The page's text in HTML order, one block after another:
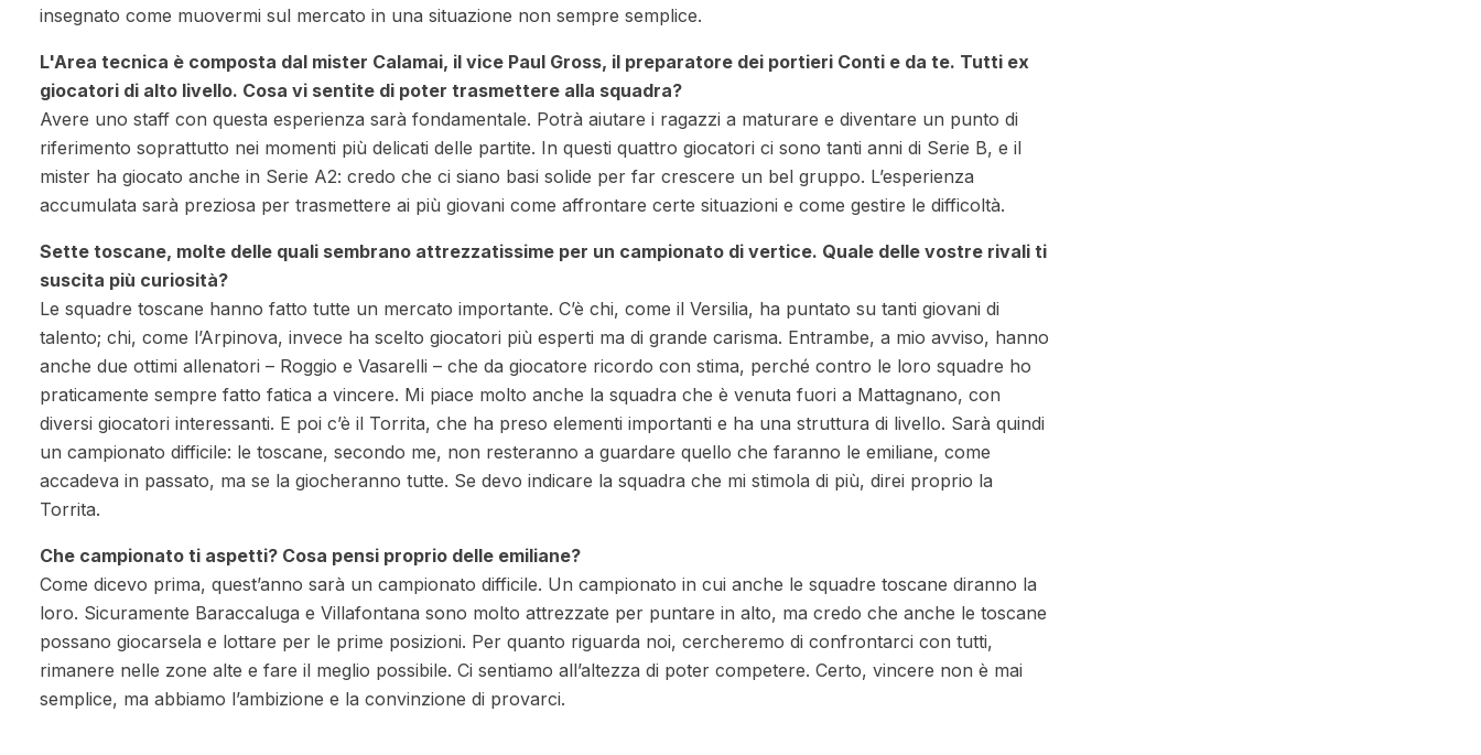
insegnato come muovermi sul mercato in una situazione non sempre semplice.
L'Area tecnica è composta dal mister Calamai, il vice Paul Gross, il preparatore dei portieri Conti e da te. Tutti ex
giocatori di alto livello. Cosa vi sentite di poter trasmettere alla squadra?
Avere uno staff con questa esperienza sarà fondamentale. Potrà aiutare i ragazzi a maturare e diventare un punto di
riferimento soprattutto nei momenti più delicati delle partite. In questi quattro giocatori ci sono tanti anni di Serie B, e il
mister ha giocato anche in Serie A2: credo che ci siano basi solide per far crescere un bel gruppo. L’esperienza
accumulata sarà preziosa per trasmettere ai più giovani come affrontare certe situazioni e come gestire le difficoltà.
Sette toscane, molte delle quali sembrano attrezzatissime per un campionato di vertice. Quale delle vostre rivali ti
suscita più curiosità?
Le squadre toscane hanno fatto tutte un mercato importante. C’è chi, come il Versilia, ha puntato su tanti giovani di
talento; chi, come l’Arpinova, invece ha scelto giocatori più esperti ma di grande carisma. Entrambe, a mio avviso, hanno
anche due ottimi allenatori – Roggio e Vasarelli – che da giocatore ricordo con stima, perché contro le loro squadre ho
praticamente sempre fatto fatica a vincere. Mi piace molto anche la squadra che è venuta fuori a Mattagnano, con
diversi giocatori interessanti. E poi c’è il Torrita, che ha preso elementi importanti e ha una struttura di livello. Sarà quindi
un campionato difficile: le toscane, secondo me, non resteranno a guardare quello che faranno le emiliane, come
accadeva in passato, ma se la giocheranno tutte. Se devo indicare la squadra che mi stimola di più, direi proprio la
Torrita.
Che campionato ti aspetti? Cosa pensi proprio delle emiliane?
Come dicevo prima, quest’anno sarà un campionato difficile. Un campionato in cui anche le squadre toscane diranno la
loro. Sicuramente Baraccaluga e Villafontana sono molto attrezzate per puntare in alto, ma credo che anche le toscane
possano giocarsela e lottare per le prime posizioni. Per quanto riguarda noi, cercheremo di confrontarci con tutti,
rimanere nelle zone alte e fare il meglio possibile. Ci sentiamo all’altezza di poter competere. Certo, vincere non è mai
semplice, ma abbiamo l’ambizione e la convinzione di provarci.